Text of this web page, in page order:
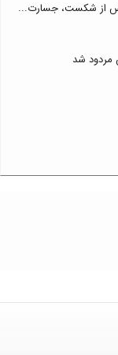
از شکست، جسارت...
شد